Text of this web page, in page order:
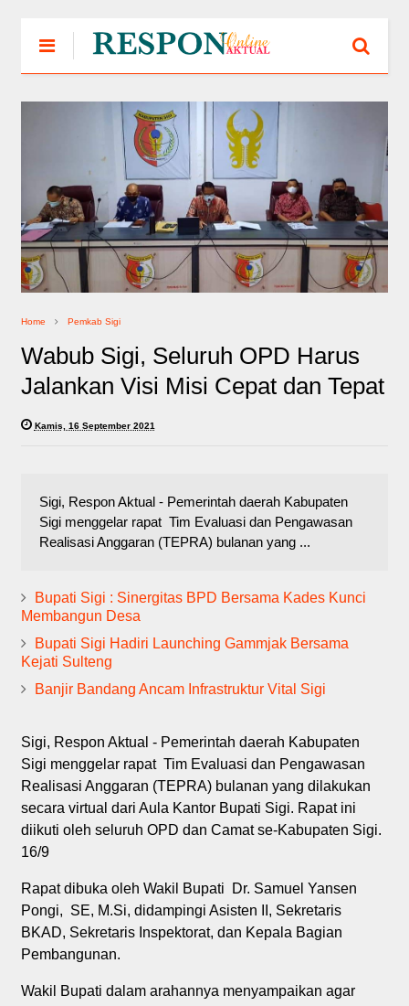
Home Pemkab Sigi
Wabub Sigi, Seluruh OPD Harus
Jalankan Visi Misi Cepat dan Tepat
Kamis, 16 September 2021
Sigi, Respon Aktual - Pemerintah daerah Kabupaten
Sigi menggelar rapat Tim Evaluasi dan Pengawasan
Realisasi Anggaran (TEPRA) bulanan yang ...
Bupati Sigi : Sinergitas BPD Bersama Kades Kunci
Membangun Desa
Bupati Sigi Hadiri Launching Gammjak Bersama
Kejati Sulteng
Banjir Bandang Ancam Infrastruktur Vital Sigi
Sigi, Respon Aktual - Pemerintah daerah Kabupaten
Sigi menggelar rapat Tim Evaluasi dan Pengawasan
Realisasi Anggaran (TEPRA) bulanan yang dilakukan
secara virtual dari Aula Kantor Bupati Sigi. Rapat ini
diikuti oleh seluruh OPD dan Camat se-Kabupaten Sigi.
16/9
Rapat dibuka oleh Wakil Bupati Dr. Samuel Yansen
Pongi, SE, M.Si, didampingi Asisten II, Sekretaris
BKAD, Sekretaris Inspektorat, dan Kepala Bagian
Pembangunan.
Wakil Bupati dalam arahannya menyampaikan agar